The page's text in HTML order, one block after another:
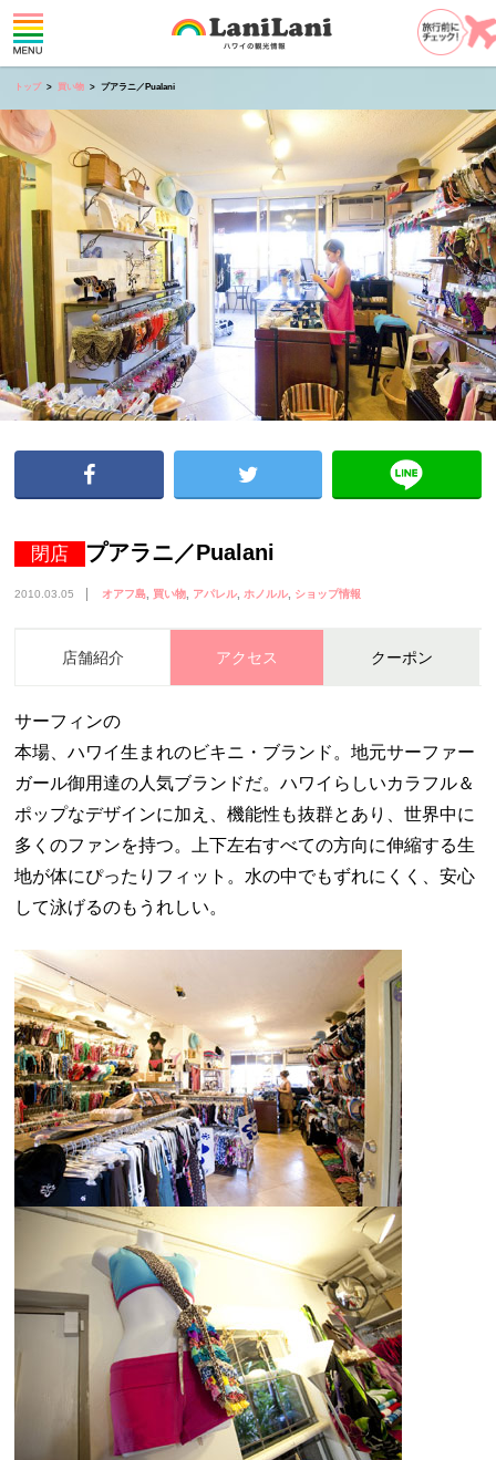
トップ 買い物 プアラニ／Pualani
閉店 プアラニ／Pualani
2010.03.05 オアフ島 買い物 アパレル ホノルル ショップ情報
店舗紹介 アクセス クーポン
サーフィンの
本場、ハワイ生まれのビキニ・ブランド。地元サーファー
ガール御用達の人気ブランドだ。ハワイらしいカラフル＆
ポップなデザインに加え、機能性も抜群とあり、世界中に
多くのファンを持つ。上下左右すべての方向に伸縮する生
地が体にぴったりフィット。水の中でもずれにくく、安心
して泳げるのもうれしい。